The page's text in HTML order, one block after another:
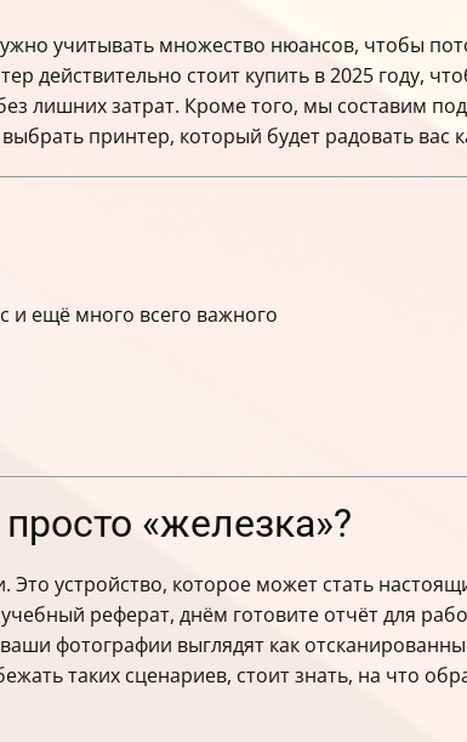
учитывать множество нюансов, чтобы
действительно стоит купить в 2025 году,
лишних затрат. Кроме того, мы составим
принтер, который будет радовать вас
и ещё много всего важного
«железка»?
устройство, которое может стать
реферат, днём готовите отчёт для
фотографии выглядят как
таких сценариев, стоит знать, на что